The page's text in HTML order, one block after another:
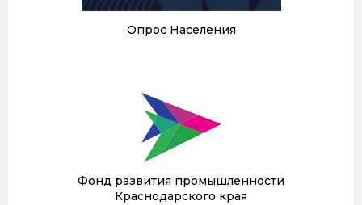
Опрос Населения
Фонд развития промышленности
Краснодарского края